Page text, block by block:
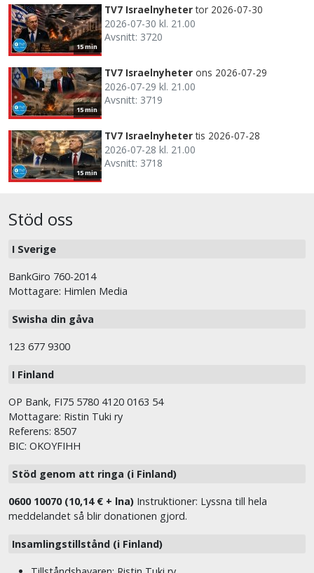
15 min
TV7 Israelnyheter tor 2026-07-30
2026-07-30 kl. 21.00
Avsnitt: 3720
15 min
TV7 Israelnyheter ons 2026-07-29
2026-07-29 kl. 21.00
Avsnitt: 3719
15 min
TV7 Israelnyheter tis 2026-07-28
2026-07-28 kl. 21.00
Avsnitt: 3718
Stöd oss
I Sverige
BankGiro 760-2014
Mottagare: Himlen Media
Swisha din gåva
123 677 9300
I Finland
OP Bank, FI75 5780 4120 0163 54
Mottagare: Ristin Tuki ry
Referens: 8507
BIC: OKOYFIHH
Stöd genom att ringa (i Finland)
0600 10070 (10,14 € + lna) Instruktioner: Lyssna till hela
meddelandet så blir donationen gjord.
Insamlingstillstånd (i Finland)